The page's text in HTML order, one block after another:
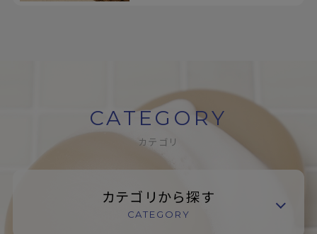
CATEGORY
カテゴリ
カテゴリから探す
CATEGORY